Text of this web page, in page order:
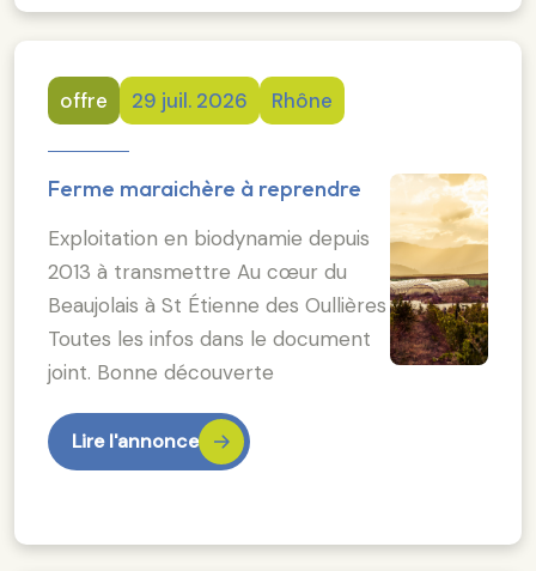
offre 29 juil. 2026 Rhône
Ferme maraichère à reprendre
Exploitation en biodynamie depuis
2013 à transmettre Au cœur du
Beaujolais à St Étienne des Oullières
Toutes les infos dans le document
joint. Bonne découverte
Lire l'annonce